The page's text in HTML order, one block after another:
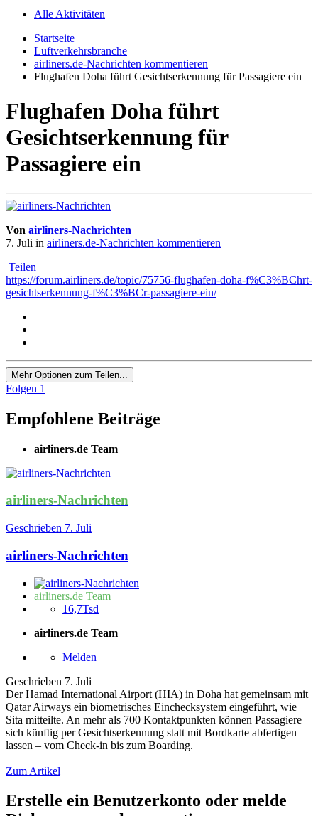
Alle Aktivitäten
Startseite
Luftverkehrsbranche
airliners.de-Nachrichten kommentieren
Flughafen Doha führt Gesichtserkennung für Passagiere ein
Flughafen Doha führt
Gesichtserkennung für
Passagiere ein
Von airliners-Nachrichten
7. Juli in airliners.de-Nachrichten kommentieren
Teilen
https://forum.airliners.de/topic/75756-flughafen-doha-f%C3%BChrt-
gesichtserkennung-f%C3%BCr-passagiere-ein/
Mehr Optionen zum Teilen...
Folgen 1
Empfohlene Beiträge
airliners.de Team
airliners-Nachrichten
Geschrieben 7. Juli
airliners-Nachrichten
airliners.de Team
16,7Tsd
airliners.de Team
Melden
Geschrieben 7. Juli
Der Hamad International Airport (HIA) in Doha hat gemeinsam mit
Qatar Airways ein biometrisches Einchecksystem eingeführt, wie
Sita mitteilte. An mehr als 700 Kontaktpunkten können Passagiere
sich künftig per Gesichtserkennung statt mit Bordkarte abfertigen
lassen – vom Check-in bis zum Boarding.
Zum Artikel
Erstelle ein Benutzerkonto oder melde